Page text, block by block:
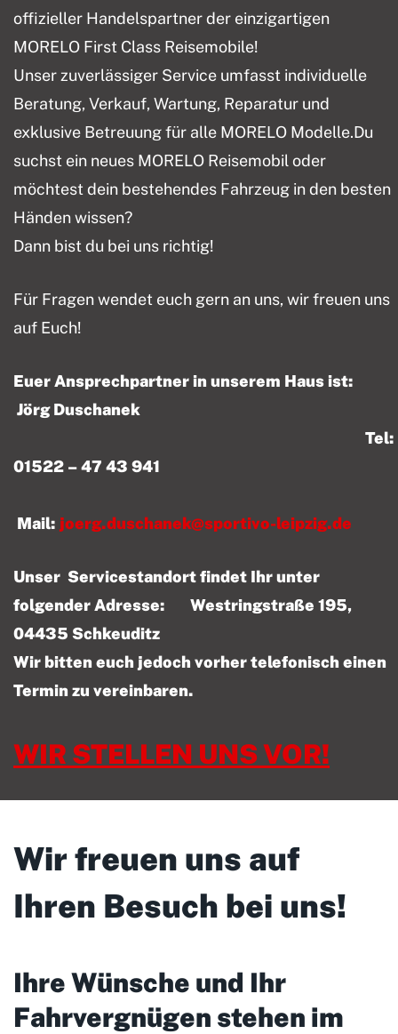
offizieller Handelspartner der einzigartigen
MORELO First Class Reisemobile!
Unser zuverlässiger Service umfasst individuelle
Beratung, Verkauf, Wartung, Reparatur und
exklusive Betreuung für alle MORELO Modelle.Du
suchst ein neues MORELO Reisemobil oder
möchtest dein bestehendes Fahrzeug in den besten
Händen wissen?
Dann bist du bei uns richtig!
Für Fragen wendet euch gern an uns, wir freuen uns
auf Euch!
Euer Ansprechpartner in unserem Haus ist:
Jörg Duschanek
Tel:
01522 – 47 43 941
Mail: joerg.duschanek@sportivo-leipzig.de
Unser Servicestandort findet Ihr unter
folgender Adresse: Westringstraße 195,
04435 Schkeuditz
Wir bitten euch jedoch vorher telefonisch einen
Termin zu vereinbaren.
WIR STELLEN UNS VOR!
Wir freuen uns auf
Ihren Besuch bei uns!
Ihre Wünsche und Ihr
Fahrvergnügen stehen im